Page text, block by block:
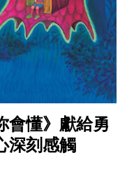
會懂》獻給勇
深刻感觸